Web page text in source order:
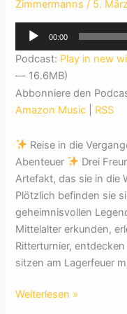
Zimmermanns/ 5.
Audio-
00:00
Podcast: Play in new
— 16.6MB)
Abbonniere den
Amazon Music
RSS
Reise in die
Abenteuer
Drei
Artefakt, das sie in die
Plötzlich befinden sie
geheimnisvollen
Mittelalter erkunden,
Ritterturnier,
sitzen am Lagerfeuer
Reise
Weiterlesen »